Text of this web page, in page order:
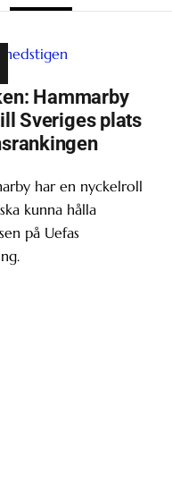
Hammarby
Sveriges plats
har en nyckelroll
kunna hålla
på Uefas